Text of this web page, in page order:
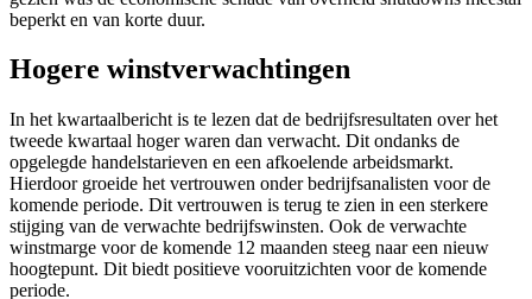
beperkt en van korte duur.
Hogere winstverwachtingen
In het kwartaalbericht is te lezen dat de bedrijfsresultaten over het
tweede kwartaal hoger waren dan verwacht. Dit ondanks de
opgelegde handelstarieven en een afkoelende arbeidsmarkt.
Hierdoor groeide het vertrouwen onder bedrijfsanalisten voor de
komende periode. Dit vertrouwen is terug te zien in een sterkere
stijging van de verwachte bedrijfswinsten. Ook de verwachte
winstmarge voor de komende 12 maanden steeg naareen nieuw
hoogtepunt. Dit biedt positieve vooruitzichten voor de komende
periode.